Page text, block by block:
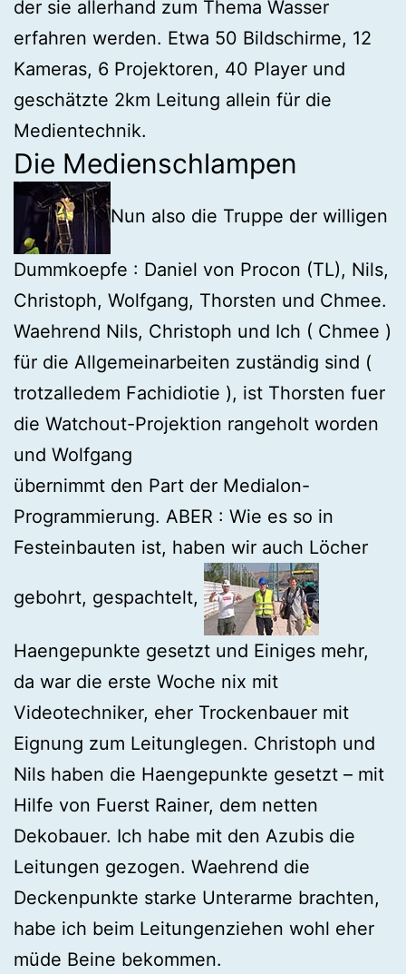
der sie allerhand zum Thema Wasser
erfahren werden. Etwa 50 Bildschirme, 12
Kameras, 6 Projektoren, 40 Player und
geschätzte 2km Leitung allein für die
Medientechnik.
Die Medienschlampen
Nun also die Truppe der willigen
Dummkoepfe : Daniel von Procon (TL), Nils,
Christoph, Wolfgang, Thorsten und Chmee.
Waehrend Nils, Christoph und Ich ( Chmee )
für die Allgemeinarbeiten zuständig sind (
trotzalledem Fachidiotie ), ist Thorsten fuer
die Watchout-Projektion rangeholt worden
und Wolfgang
übernimmt den Part der Medialon-
Programmierung. ABER : Wie es so in
Festeinbauten ist, haben wir auch Löcher
gebohrt, gespachtelt,
Haengepunkte gesetzt und Einiges mehr,
da war die erste Woche nix mit
Videotechniker, eher Trockenbauer mit
Eignung zum Leitunglegen. Christoph und
Nils haben die Haengepunkte gesetzt – mit
Hilfe von Fuerst Rainer, dem netten
Dekobauer. Ich habe mit den Azubis die
Leitungen gezogen. Waehrend die
Deckenpunkte starke Unterarme brachten,
habe ich beim Leitungenziehen wohl eher
müde Beine bekommen.